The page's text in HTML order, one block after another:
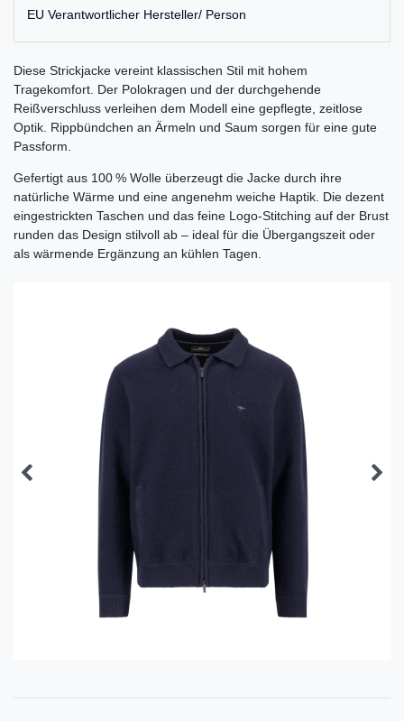
EU Verantwortlicher Hersteller/ Person
Diese Strickjacke vereint klassischen Stil mit hohem
Tragekomfort. Der Polokragen und der durchgehende
Reißverschluss verleihen dem Modell eine gepflegte, zeitlose
Optik. Rippbündchen an Ärmeln und Saum sorgen für eine gute
Passform.
Gefertigt aus 100 % Wolle überzeugt die Jacke durch ihre
natürliche Wärme und eine angenehm weiche Haptik. Die dezent
eingestrickten Taschen und das feine Logo-Stitching auf der Brust
runden das Design stilvoll ab – ideal für die Übergangszeit oder
als wärmende Ergänzung an kühlen Tagen.